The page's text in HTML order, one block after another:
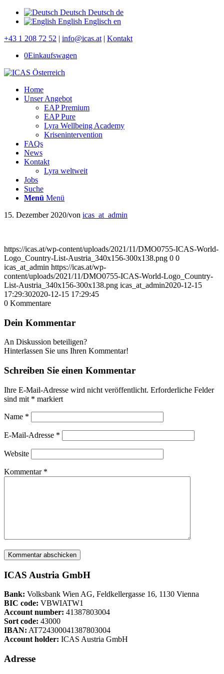
Deutsch Deutsch de
English Englisch en
+43 1 208 72 52 | info@icas.at | Kontakt
0Einkaufswagen
Home
Unser Angebot
EAP Premium
EAP Pure
Lyra Wellbeing Academy
Krisenintervention
FAQs
News
Kontakt
Lyra weltweit
Jobs
Suche
Menü Menü
15. Dezember 2020/von icas_at_admin
https://icas.at/wp-content/uploads/2021/11/DMO0755-ICAS-World-
Logo_Country-List-Austria_340x156-300x138.png 0 0
icas_at_admin https://icas.at/wp-
content/uploads/2021/11/DMO0755-ICAS-World-Logo_Country-
List-Austria_340x156-300x138.png icas_at_admin2020-12-15
17:29:302020-12-15 17:29:45
0 Kommentare
Dein Kommentar
An Diskussion beteiligen?
Hinterlassen Sie uns Ihren Kommentar!
Schreiben Sie einen Kommentar
Ihre E-Mail-Adresse wird nicht veröffentlicht. Erforderliche Felder
sind mit * markiert
Name *
E-Mail-Adresse *
Website
Kommentar *
ICAS Austria GmbH
Bank: Volksbank Wien AG, Feldkellergasse 16, 1130 Vienna
BIC code: VBWIATW1
Account number: 41387803004
Sort code: 43000
IBAN: AT724300041387803004
Account holder: ICAS Austria GmbH
Adresse